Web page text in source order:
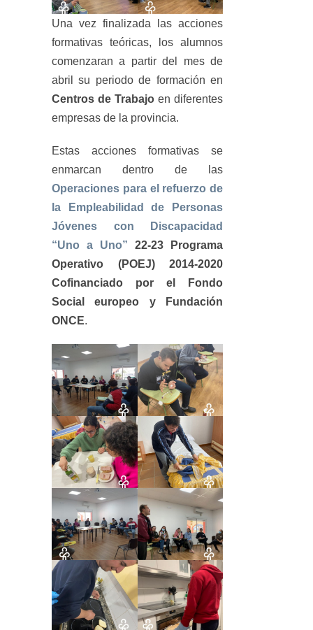
Una vez finalizada las acciones
formativas teóricas, los alumnos
comenzaran a partir del mes de
abril su periodo de formación en
Centros de Trabajo en diferentes
empresas de la provincia.
Estas acciones formativas se
enmarcan dentro de las
Operaciones para el refuerzo de
la Empleabilidad de Personas
Jóvenes con Discapacidad
“Uno a Uno” 22-23 Programa
Operativo (POEJ) 2014-2020
Cofinanciado por el Fondo
Social europeo y Fundación
ONCE.